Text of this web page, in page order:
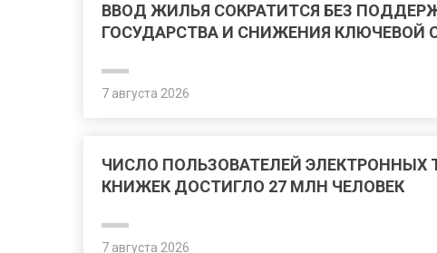
ВВОД ЖИЛЬЯ СОКРАТИТСЯ БЕЗ
ГОСУДАРСТВА И СНИЖЕНИЯ КЛЮЧЕВОЙ
7 августа 2026
ЧИСЛО ПОЛЬЗОВАТЕЛЕЙ ЭЛЕКТРОННЫХ
КНИЖЕК ДОСТИГЛО 27 МЛН ЧЕЛОВЕК
7 августа 2026